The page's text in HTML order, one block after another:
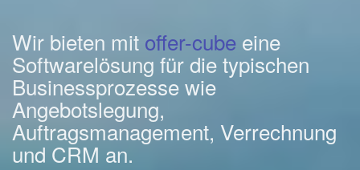
Wir bieten mit offer-cube eine
Softwarelösung für die typischen
Businessprozesse wie
Angebotslegung,
Auftragsmanagement, Verrechnung
und CRM an.